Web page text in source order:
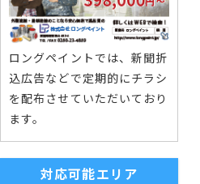
ロングペイントでは、新聞折
込広告などで定期的にチラシ
を配布させていただいており
ます。
対応可能エリア